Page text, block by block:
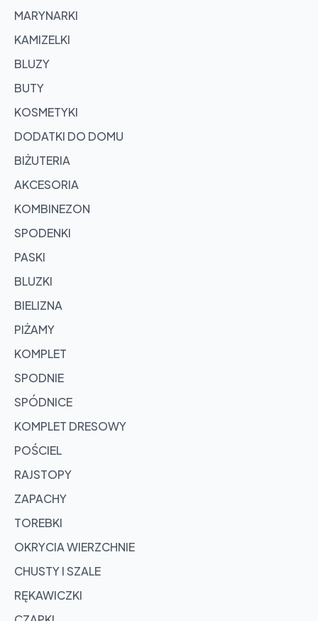
MARYNARKI
KAMIZELKI
BLUZY
BUTY
KOSMETYKI
DODATKI DO DOMU
BIŻUTERIA
AKCESORIA
KOMBINEZON
SPODENKI
PASKI
BLUZKI
BIELIZNA
PIŻAMY
KOMPLET
SPODNIE
SPÓDNICE
KOMPLET DRESOWY
POŚCIEL
RAJSTOPY
ZAPACHY
TOREBKI
OKRYCIA WIERZCHNIE
CHUSTY I SZALE
RĘKAWICZKI